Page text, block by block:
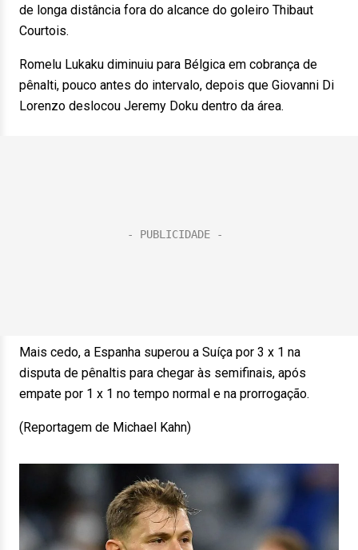
de longa distância fora do alcance do goleiro Thibaut
Courtois.
Romelu Lukaku diminuiu para Bélgica em cobrança de
pênalti, pouco antes do intervalo, depois que Giovanni Di
Lorenzo deslocou Jeremy Doku dentro da área.
Mais cedo, a Espanha superou a Suíça por 3 x 1 na
disputa de pênaltis para chegar às semifinais, após
empate por 1 x 1 no tempo normal e na prorrogação.
(Reportagem de Michael Kahn)